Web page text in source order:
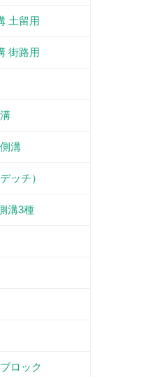
土留用
街路用
溝
ッチ）
溝3種
ロック